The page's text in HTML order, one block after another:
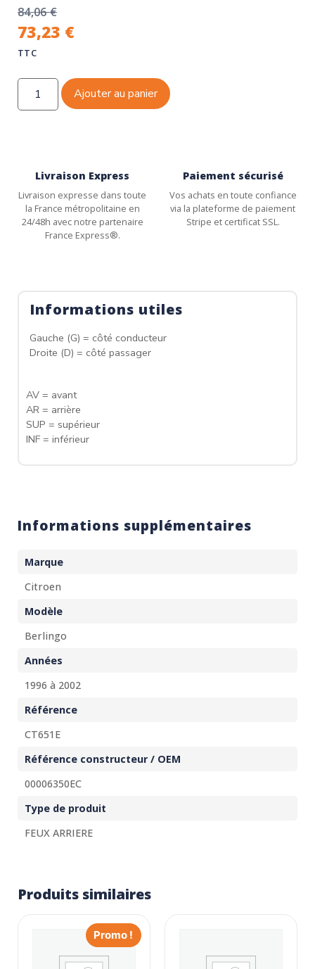
84,06€
73,23 €
TTC
Ajouter au panier
Livraison Express
Livraison expresse dans toute
la France métropolitaine en
24/48h avec notre partenaire
France Express®.
Paiement sécurisé
Vos achats en toute confiance
via la plateforme de paiement
Stripe et certificat SSL.
Informations utiles
Gauche (G) = côté conducteur
Droite (D) = côté passager
AV = avant
AR = arrière
SUP = supérieur
INF = inférieur
Informations supplémentaires
Marque
Citroen
Modèle
Berlingo
Années
1996 à 2002
Référence
CT651E
Référence constructeur / OEM
00006350EC
Type de produit
FEUX ARRIERE
Produits similaires
Promo !